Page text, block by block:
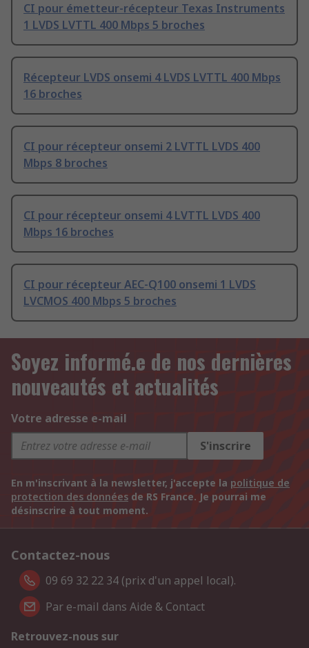
CI pour émetteur-récepteur Texas Instruments
1 LVDS LVTTL 400 Mbps 5 broches
Récepteur LVDS onsemi 4 LVDS LVTTL 400 Mbps
16 broches
CI pour récepteur onsemi 2 LVTTL LVDS 400
Mbps 8 broches
CI pour récepteur onsemi 4 LVTTL LVDS 400
Mbps 16 broches
CI pour récepteur AEC-Q100 onsemi 1 LVDS
LVCMOS 400 Mbps 5 broches
Soyez informé.e de nos dernières
nouveautés et actualités
Votre adresse e-mail
S'inscrire
En m'inscrivant à la newsletter, j'accepte la politique de
protection des données de RS France. Je pourrai me
désinscrire à tout moment.
Contactez-nous
09 69 32 22 34 (prix d'un appel local).
Par e-mail dans Aide & Contact
Retrouvez-nous sur